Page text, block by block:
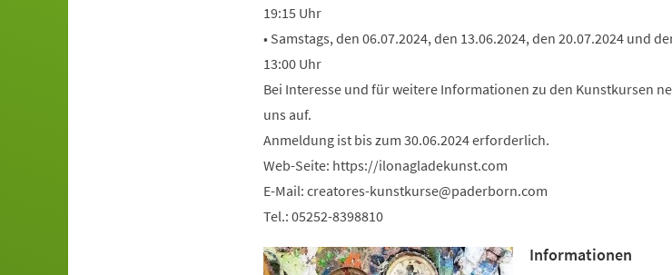
19:15 Uhr
• Samstags, den 06.07.2024, den 13.06.2024, den 20.07.2024 und
13:00 Uhr
Bei Interesse und für weitere Informationen zu den Kunstkursen
uns auf.
Anmeldung ist bis zum 30.06.2024 erforderlich.
Web-Seite: https://ilonagladekunst.com
E-Mail: creatores-kunstkurse paderborn com
Tel.: 05252-8398810
Informationen